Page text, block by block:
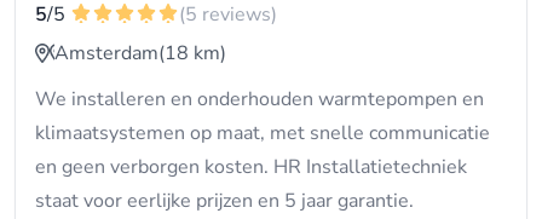
5/5
(5 reviews)
Amsterdam(18 km)
We installeren en onderhouden warmtepompen en
klimaatsystemen op maat, met snelle communicatie
en geen verborgen kosten. HR Installatietechniek
staat voor eerlijke prijzen en 5 jaar garantie.